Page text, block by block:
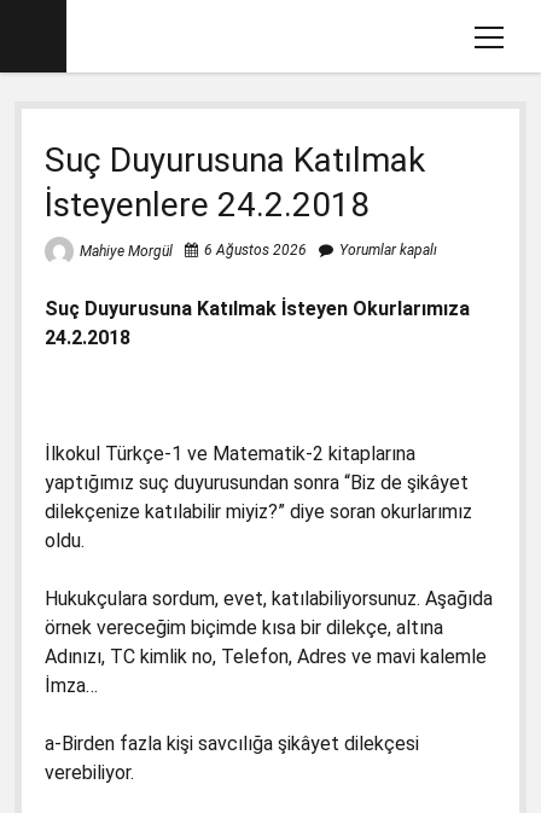
menüyü
Ana sayfa
Mahiye MORGÜL Kimdir
Köşe Yazılarım
Eğitim İle İlgili Videolar
aç
2017-2018 İlkokul Kitaplarında Gördüklerim
2. Sınıf İngilizce Kitabında 3 Gözlü Canavar
2. Sınıf Müzik Kitabında Müzik Yanlışları
5. Sınıf İngiliz Kitabında Gördüklerim
6. Sınıf Hz. Muhammed’in Hayatı
2016-2017 Türkçe 4 Kitabının Kapağında
Atatürk Yerlerde
17.1.2018
İfademin Tamamı 10/11/2017
1. Sınıf Çalışma Kitaplarında Pedagojik
Yanlışlara Dava
1. Sınıf Türkçe Kitapları Davası
1. Sınıf Türkçe Kitapları Dava Dilekçesi
4. Sınıf Türkçe Dava Dilekçesi
Suç Duyurusuna Katılmak
İsteyenlere 24.2.2018
Mahiye Morgül 6 Ağustos 2026 Yorumlar kapalı
Suç Duyurusuna Katılmak İsteyen Okurlarımıza
24.2.2018
İlkokul Türkçe-1 ve Matematik-2 kitaplarına
yaptığımız suç duyurusundan sonra “Biz de şikâyet
dilekçenize katılabilir miyiz?” diye soran okurlarımız
oldu.
Hukukçulara sordum, evet, katılabiliyorsunuz. Aşağıda
örnek vereceğim biçimde kısa bir dilekçe, altına
Adınızı, TC kimlik no, Telefon, Adres ve mavi kalemle
İmza…
a-Birden fazla kişi savcılığa şikâyet dilekçesi
verebiliyor.